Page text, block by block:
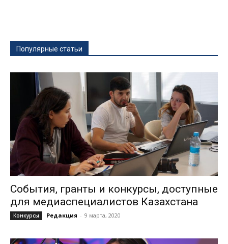
Популярные статьи
События, гранты и конкурсы, доступные
для медиаспециалистов Казахстана
Конкурсы Редакция - 9 марта, 2020